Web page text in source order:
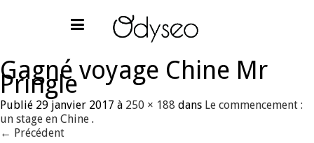
Gagné voyage Chine Mr
Pringle
Publié 29 janvier 2017 à 250 × 188 dans Le commencement :
un stage en Chine .
← Précédent